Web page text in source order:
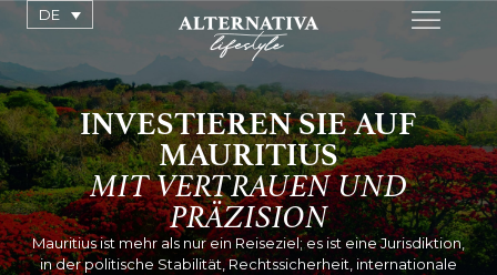
DE
INVESTIEREN SIE AUF
MAURITIUS
MIT VERTRAUEN UND
PRÄZISION
Mauritius ist mehr als nur ein Reiseziel; es ist eine Jurisdiktion,
in der politische Stabilität, Rechtssicherheit, internationale